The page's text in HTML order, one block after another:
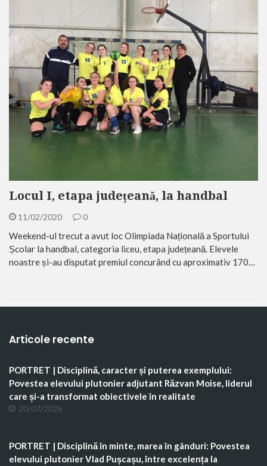
Locul I, etapa județeană, la handbal
11/02/2020 0
Weekend-ul trecut a avut loc Olimpiada Națională a Sportului
Școlar la handbal, categoria liceu, etapa județeană. Elevele
noastre și-au disputat premiul concurând cu aproximativ 170…
Articole recente
PORTRET | Disciplină, caracter și puterea exemplului:
Povestea elevului plutonier adjutant Răzvan Moise, liderul
care și-a transformat obiectivele în realitate
20/07/2026
PORTRET | Disciplină în minte, marea în gânduri: Povestea
elevului plutonier Vlad Pușcașu, între excelența la